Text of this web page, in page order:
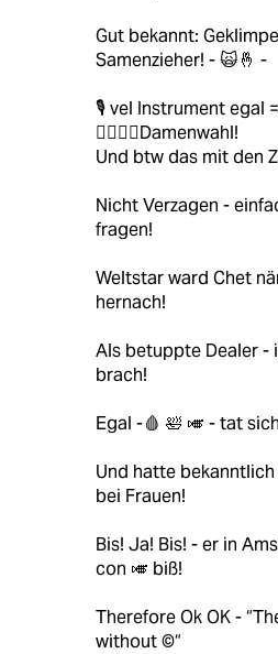
Gut bekannt:
Samenzieher! - 🙀🤞 -
🎙️ vel Instrument egal
👩‍❤️‍💋‍👨Damenwahl!
Und btw das mit den
Nicht Verzagen -
fragen!
Weltstar ward Chet
hernach!
Als betuppte Dealer -
brach!
Egal -🩸 🛀 🎺 - tat
Und hatte
bei Frauen!
Bis! Ja! Bis! - er in
con 🎺 biß!
Therefore Ok OK -
without ©️“